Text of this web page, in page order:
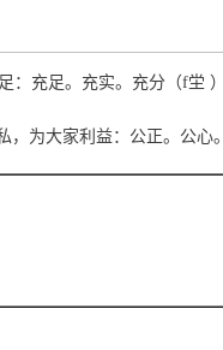
：充足。充实。充分（f坣
，为大家利益：公正。公